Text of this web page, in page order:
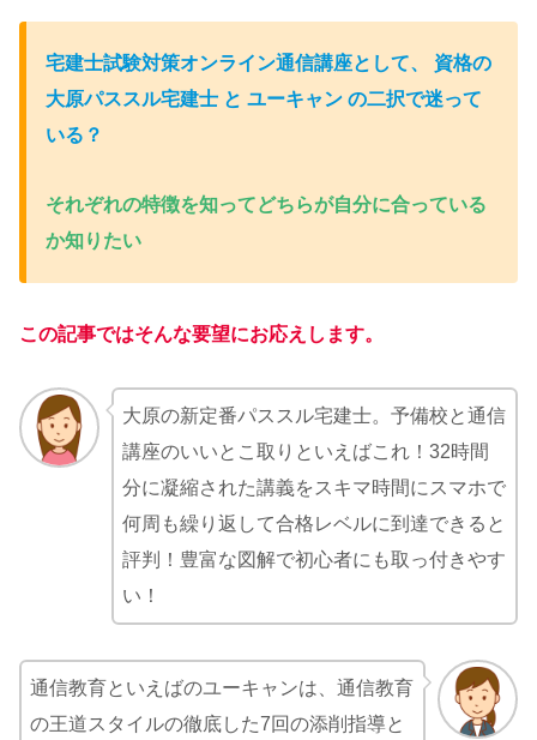
宅建士試験対策オンライン通信講座として、 資格の
大原パススル宅建士 と ユーキャン の二択で迷って
いる ？
それぞれの特徴を知ってどちらが自分に合っている
か知りたい
この記事ではそんな要望にお応えします。
大原の新定番パススル宅建士。予備校と通信
講座のいいとこ取りといえばこれ！32時間
分に凝縮された講義をスキマ時間にスマホで
何周も繰り返して合格レベルに到達できると
評判！豊富な図解で初心者にも取っ付きやす
い！
通信教育といえばのユーキャンは、通信教育
の王道スタイルの徹底した7回の添削指導と